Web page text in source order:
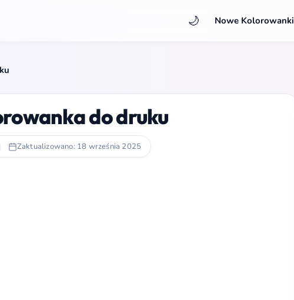
🌙 Nowe Kolorowanki
do druku
| Zaktualizowano: 18 września 2025